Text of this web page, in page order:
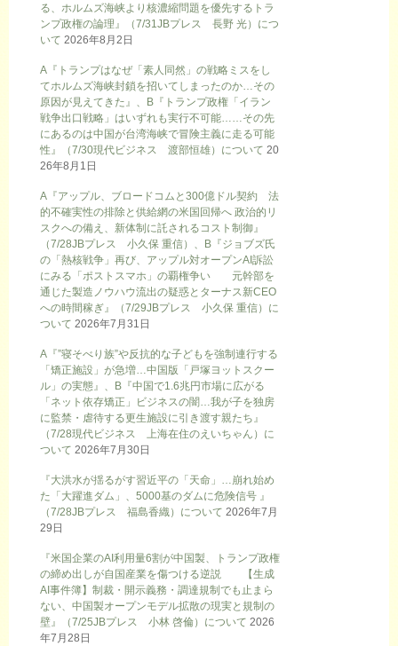
る、ホルムズ海峡より核濃縮問題を優先するトラ
ンプ政権の論理』（7/31JBプレス 長野 光）につ
いて 2026年8月2日
A『トランプはなぜ「素人同然」の戦略ミスをし
てホルムズ海峡封鎖を招いてしまったのか…その
原因が見えてきた』、B『トランプ政権「イラン
戦争出口戦略」はいずれも実行不可能……その先
にあるのは中国が台湾海峡で冒険主義に走る可能
性』（7/30現代ビジネス 渡部恒雄）について 20
26年8月1日
A『アップル、ブロードコムと300億ドル契約 法
的不確実性の排除と供給網の米国回帰へ 政治的リ
スクへの備え、新体制に託されるコスト制御』
（7/28JBプレス 小久保 重信）、B『ジョブズ氏
の「熱核戦争」再び、アップル対オープンAI訴訟
にみる「ポストスマホ」の覇権争い 元幹部を
通じた製造ノウハウ流出の疑惑とターナス新CEO
への時間稼ぎ』（7/29JBプレス 小久保 重信）に
ついて 2026年7月31日
A『”寝そべり族”や反抗的な子どもを強制連行する
「矯正施設」が急増…中国版「戸塚ヨットスクー
ル」の実態』、B『中国で1.6兆円市場に広がる
「ネット依存矯正」ビジネスの闇…我が子を独房
に監禁・虐待する更生施設に引き渡す親たち』
（7/28現代ビジネス 上海在住のえいちゃん）に
ついて 2026年7月30日
『大洪水が揺るがす習近平の「天命」…崩れ始め
た「大躍進ダム」、5000基のダムに危険信号 』
（7/28JBプレス 福島香織）について 2026年7月
29日
『米国企業のAI利用量6割が中国製、トランプ政権
の締め出しが自国産業を傷つける逆説 【生成
AI事件簿】制裁・開示義務・調達規制でも止まら
ない、中国製オープンモデル拡散の現実と規制の
壁』（7/25JBプレス 小林 啓倫）について 2026
年7月28日